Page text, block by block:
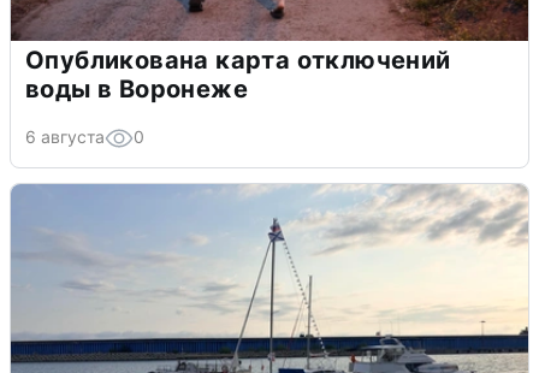
Опубликована карта отключений
воды в Воронеже
6 августа 0